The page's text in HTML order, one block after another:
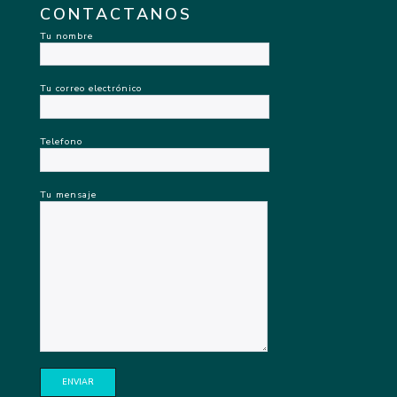
CONTACTANOS
Tu nombre
Tu correo electrónico
Telefono
Tu mensaje